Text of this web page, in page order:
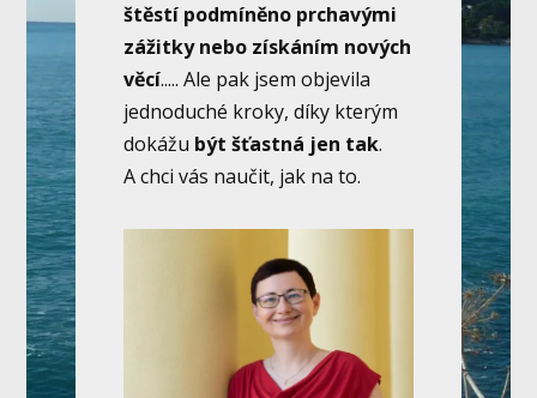
štěstí podmíněno prchavými
zážitky nebo získáním nových
věcí..... Ale pak jsem objevila
jednoduché kroky, díky kterým
dokážu být šťastná jen tak.
A chci vás naučit, jak na to.